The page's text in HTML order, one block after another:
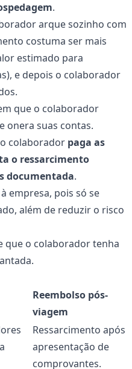
.
arque sozinho com
costuma ser mais
estimado para
e depois o colaborador
que o colaborador
onera suas contas.
colaborador paga as
o ressarcimento
documentada.
empresa, pois só se
além de reduzir o risco
que o colaborador tenha
Reembolso pós-
viagem
Ressarcimento após
apresentação de
comprovantes.